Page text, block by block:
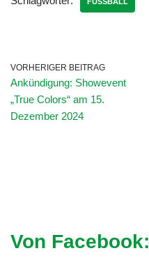
VORHERIGER BEITRAG
Ankündigung: Showevent
„True Colors“ am 15.
Dezember 2024
Von Facebook: